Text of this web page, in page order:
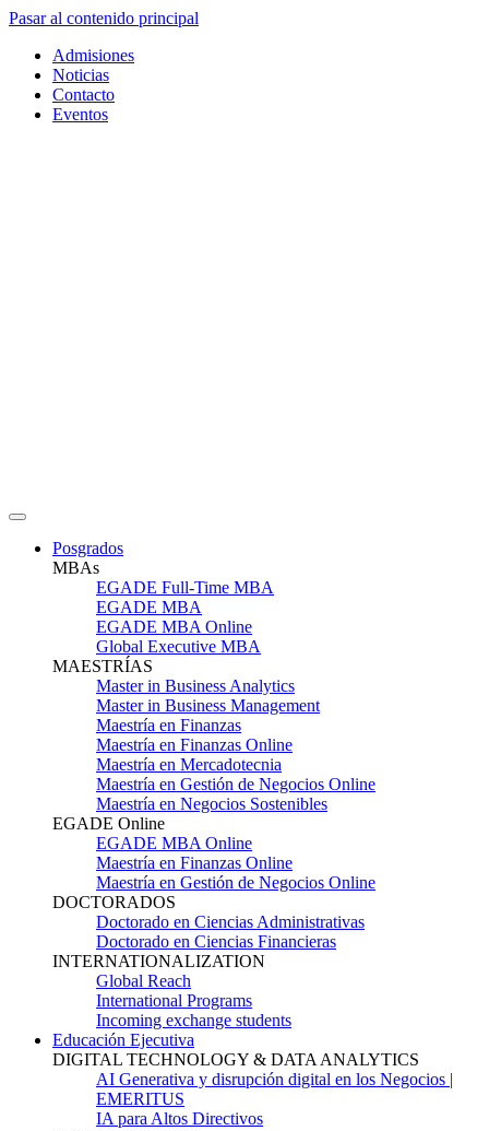
Pasar al contenido principal
Admisiones
Noticias
Contacto
Eventos
Posgrados
MBAs
EGADE Full-Time MBA
EGADE MBA
EGADE MBA Online
Global Executive MBA
MAESTRÍAS
Master in Business Analytics
Master in Business Management
Maestría en Finanzas
Maestría en Finanzas Online
Maestría en Mercadotecnia
Maestría en Gestión de Negocios Online
Maestría en Negocios Sostenibles
EGADE Online
EGADE MBA Online
Maestría en Finanzas Online
Maestría en Gestión de Negocios Online
DOCTORADOS
Doctorado en Ciencias Administrativas
Doctorado en Ciencias Financieras
INTERNATIONALIZATION
Global Reach
International Programs
Incoming exchange students
Educación Ejecutiva
DIGITAL TECHNOLOGY & DATA ANALYTICS
AI Generativa y disrupción digital en los Negocios |
EMERITUS
IA para Altos Directivos